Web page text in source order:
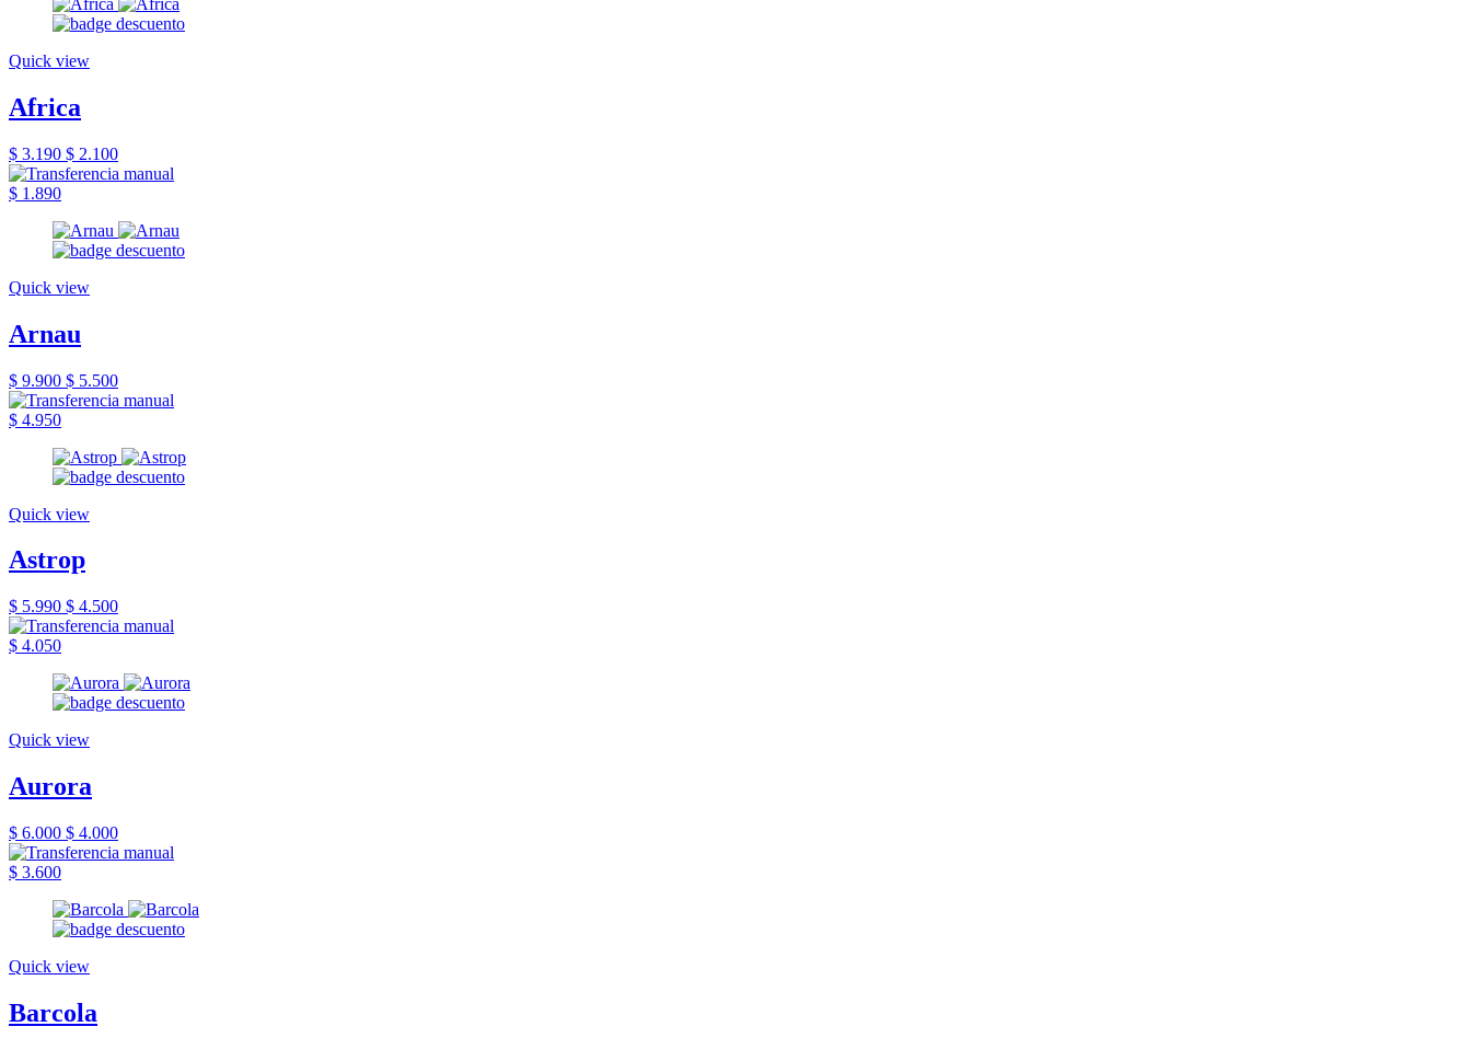
Quick view
Africa
$ 3.190 $ 2.100
$ 1.890
Quick view
Arnau
$ 9.900 $ 5.500
$ 4.950
Quick view
Astrop
$ 5.990 $ 4.500
$ 4.050
Quick view
Aurora
$ 6.000 $ 4.000
$ 3.600
Quick view
Barcola